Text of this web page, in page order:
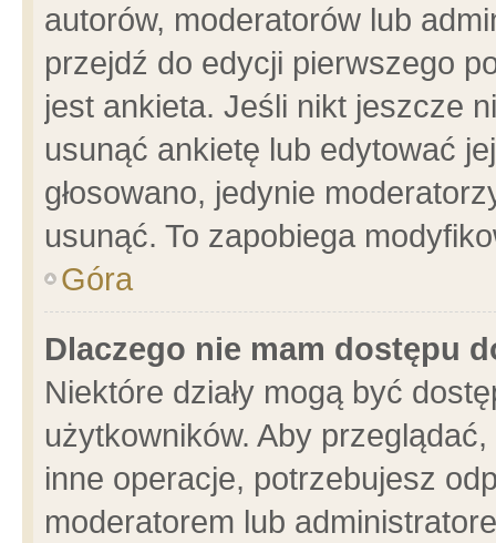
autorów, moderatorów lub
przejdź do edycji pierwszego
jest ankieta. Jeśli nikt jeszcze
usunąć ankietę lub edytować
głosowano, jedynie
usunąć. To zapobiega
Góra
Dlaczego nie mam dostępu
Niektóre działy mogą być
użytkowników. Aby
inne operacje, potrzebujesz
moderatorem lub